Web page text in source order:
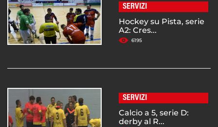
SERVIZI
Hockey su Pista, serie
A2: Cres...
6195
SERVIZI
Calcio a 5, serie D:
derby al R...